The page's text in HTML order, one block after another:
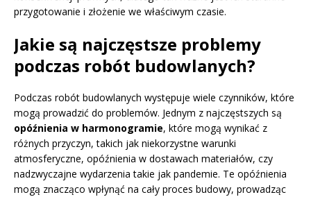
przygotowanie i złożenie we właściwym czasie.
Jakie są najczęstsze problemy
podczas robót budowlanych?
Podczas robót budowlanych występuje wiele czynników, które
mogą prowadzić do problemów. Jednym z najczęstszych są
opóźnienia w harmonogramie, które mogą wynikać z
różnych przyczyn, takich jak niekorzystne warunki
atmosferyczne, opóźnienia w dostawach materiałów, czy
nadzwyczajne wydarzenia takie jak pandemie. Te opóźnienia
mogą znacząco wpłynąć na cały proces budowy, prowadząc